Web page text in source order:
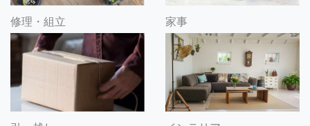
修理・組立 家事